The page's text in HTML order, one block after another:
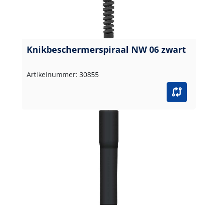
Knikbeschermerspiraal NW 06 zwart
Artikelnummer: 30855